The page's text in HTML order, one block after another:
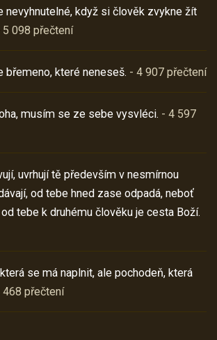
nevyhnutelné, když si člověk zvykne žít
5 098 přečtení
břemeno, které neneseš. - 4 907 přečtení
musím se ze sebe vysvléci. - 4 597
uvrhují tě především v nesmírnou
od tebe hned zase odpadá, neboť
tebe k druhému člověku je cesta Boží.
se má naplnit, ale pochodeň, která
468 přečtení